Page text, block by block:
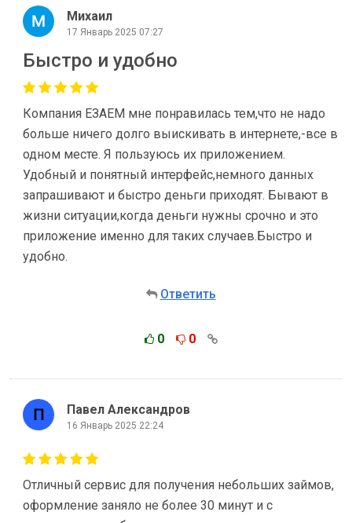
Михаил
17 Январь 2025 07:27
Быстро и удобно
Компания ЕЗАЕМ мне понравилась тем,что не надо
больше ничего долго выискивать в интернете,-все в
одном месте. Я пользуюсь их приложением.
Удобный и понятный интерфейс,немного данных
запрашивают и быстро деньги приходят. Бывают в
жизни ситуации,когда деньги нужны срочно и это
приложение именно для таких случаев.Быстро и
удобно.
Ответить
0 0
Павел Александров
16 Январь 2025 22:24
Отличный сервис для получения небольших займов,
оформление заняло не более 30 минут и с